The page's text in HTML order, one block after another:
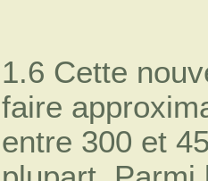
1.6 Cette
faire
entre 300 et